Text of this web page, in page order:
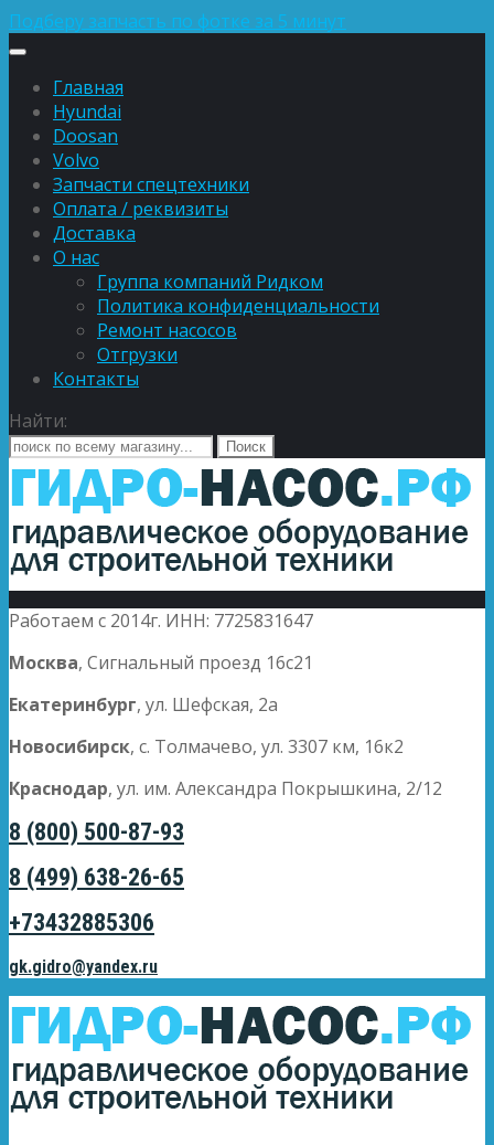
Подберу запчасть по фотке за 5 минут
Главная
Hyundai
Doosan
Volvo
Запчасти спецтехники
Оплата / реквизиты
Доставка
О нас
Группа компаний Ридком
Политика конфиденциальности
Ремонт насосов
Отгрузки
Контакты
Найти:
Работаем с 2014г. ИНН: 7725831647
Москва, Сигнальный проезд 16с21
Екатеринбург, ул. Шефская, 2а
Новосибирск, с. Толмачево, ул. 3307 км, 16к2
Краснодар, ул. им. Александра Покрышкина, 2/12
8 (800) 500-87-93
8 (499) 638-26-65
+73432885306
gk.gidro@yandex.ru